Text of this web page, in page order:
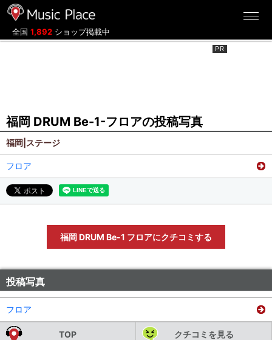
全国 1,892 ショップ掲載中
福岡 DRUM Be-1-フロアの投稿写真
福岡|ステージ
フロア
福岡 DRUM Be-1 フロアにクチコミする
投稿写真
フロア
TOP クチコミを見る